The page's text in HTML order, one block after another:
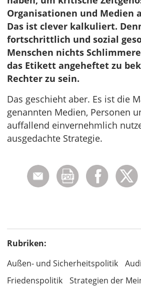
Organisationen und Medien
Das ist clever kalkuliert.
fortschrittlich und sozial
Menschen nichts
das Etikett angeheftet zu
Rechter zu sein.
Das geschieht aber. Es ist die
genannten Medien, Personen
auffallend einvernehmlich
ausgedachte Strategie.
Rubriken:
Außen- und Sicherheitspolitik
Friedenspolitik
Strategien der